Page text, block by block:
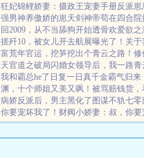
狂妃锦鲤娇妻：摄政王宠妻手册反派
强男神养傲娇的崽天剑神帝苟在四合院
回2009，从不当舔狗开始透骨欢爱欲之
搓歼10，被女儿开去航展曝光了！ 关
富荒年官运，挖笋挖出个青云之路！ 修
天官道之破局闪婚女领导后，我一路青
我和霸总he了 日复一日 真千金霸气归来
渊，十个师姐又美又飒！ 被骂赔钱货
病娇反派后，男主黑化了 图谋不轨七零
你要宠坏我了！ 财阀小娇妻：叔，你要